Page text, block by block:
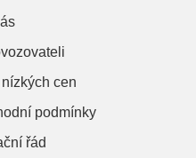
cen
podmínky
řád